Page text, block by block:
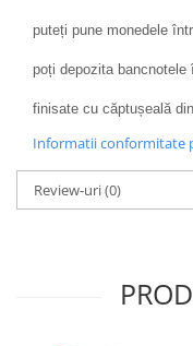
puteți pune monedele
poți depozita bancnotele
finisate cu căptușeală
Informatii conformitate
Review-uri(0)